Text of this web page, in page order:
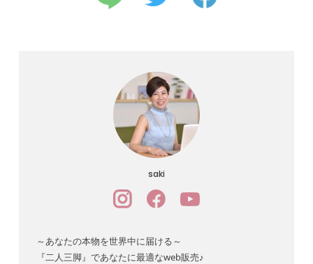
saki
～あなたの本物を世界中に届ける～
『二人三脚』であなたに最適なweb販売♪